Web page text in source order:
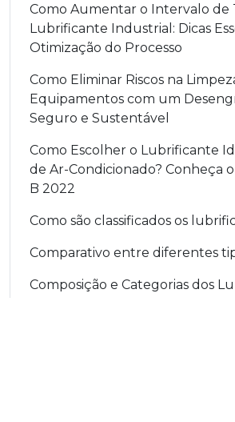
Como Aumentar o Intervalo de
Lubrificante Industrial: Dicas
Otimização do Processo
Como Eliminar Riscos na
Equipamentos com um
Seguro e Sustentável
Como Escolher o Lubrificante
de Ar-Condicionado? Conheça
B 2022
Como são classificados os
Comparativo entre diferentes
Composição e Categorias dos